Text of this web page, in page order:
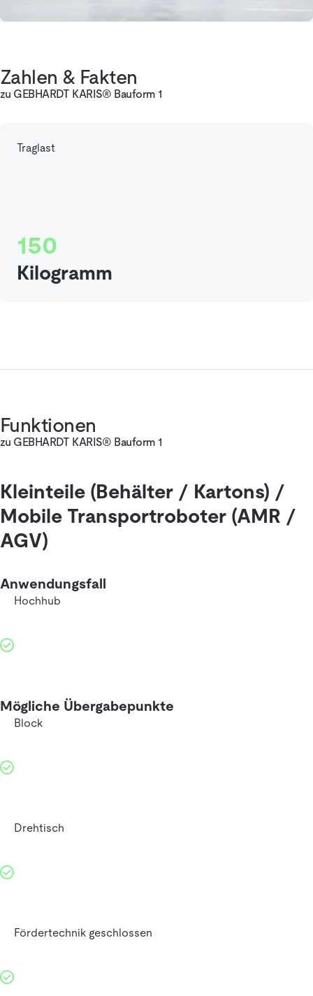
Zahlen & Fakten
zu GEBHARDT KARIS® Bauform 1
Traglast
150
Kilogramm
Funktionen
zu GEBHARDT KARIS® Bauform 1
Kleinteile (Behälter / Kartons) /
Mobile Transportroboter (AMR /
AGV)
Anwendungsfall
Hochhub
Mögliche Übergabepunkte
Block
Drehtisch
Fördertechnik geschlossen